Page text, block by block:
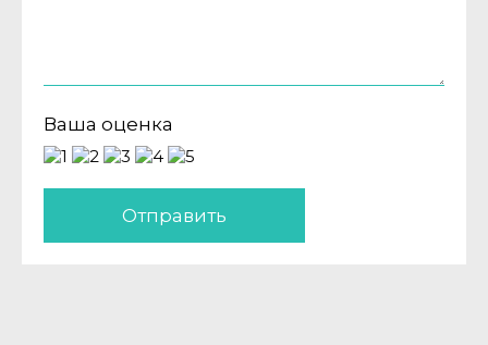
Ваша оценка
Отправить